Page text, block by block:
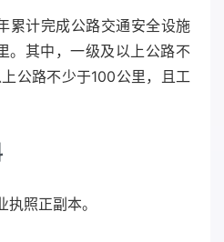
累计完成公路交通安全设施
。其中，一级及以上公路不
公路不少于100公里，且工
执照正副本。